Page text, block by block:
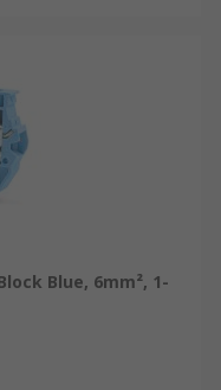
Blue, 6mm², 1-